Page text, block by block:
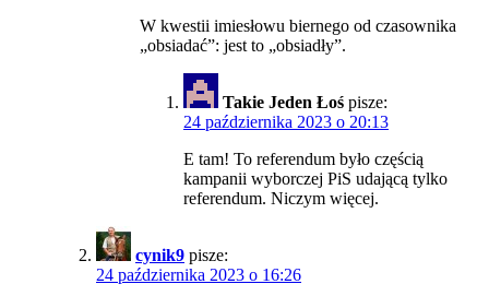
W kwestii imiesłowu biernego od czasownika
„obsiadać”: jest to „obsiadły”.
Takie Jeden Łoś pisze:
24 października 2023 o 20:13
E tam! To referendum było częścią
kampanii wyborczej PiS udającą tylko
referendum. Niczym więcej.
cynik9 pisze:
24 października 2023 o 16:26